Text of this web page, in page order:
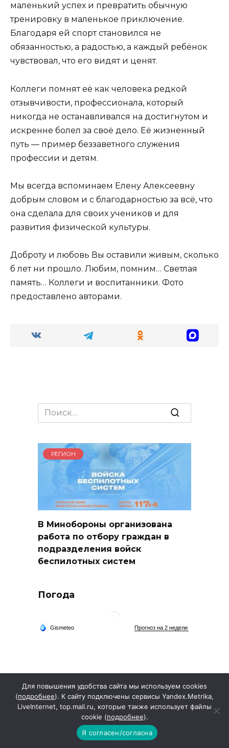
маленький успех и превратить обычную
тренировку в маленькое приключение.
Благодаря ей спорт становился не
обязанностью, а радостью, а каждый ребёнок
чувствовал, что его видят и ценят.
Коллеги помнят её как человека редкой
отзывчивости, профессионала, который
никогда не останавливался на достигнутом и
искренне болел за своё дело. Её жизненный
путь — пример беззаветного служения
профессии и детям.
Мы всегда вспоминаем Елену Алексеевну
добрым словом и с благодарностью за всё, что
она сделала для своих учеников и для
развития физической культуры.
Доброту и любовь Вы оставили живым, сколько
б лет ни прошло. Любим, помним… Светлая
память… Коллеги и воспитанники. Фото
предоставлено авторами.
Search
for:
РЕГИОН
В Минобороны организована
работа по отбору граждан в
подразделения войск
беспилотных систем
Погода
Для повышения удобства сайта мы используем cookies
(подробнее). К сайту подключены сервисы Yandex.Metrika,
LiveInternet, top.mail.ru, которые также использует файлы
cookie (подробнее).
Я согласен/согласна